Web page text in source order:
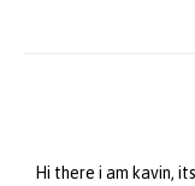
Hi there i am kavin,